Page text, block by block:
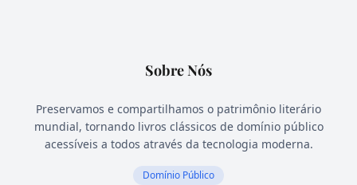
Sobre Nós
Preservamos e compartilhamos o patrimônio literário
mundial, tornando livros clássicos de domínio público
acessíveis a todos através da tecnologia moderna.
Domínio Público